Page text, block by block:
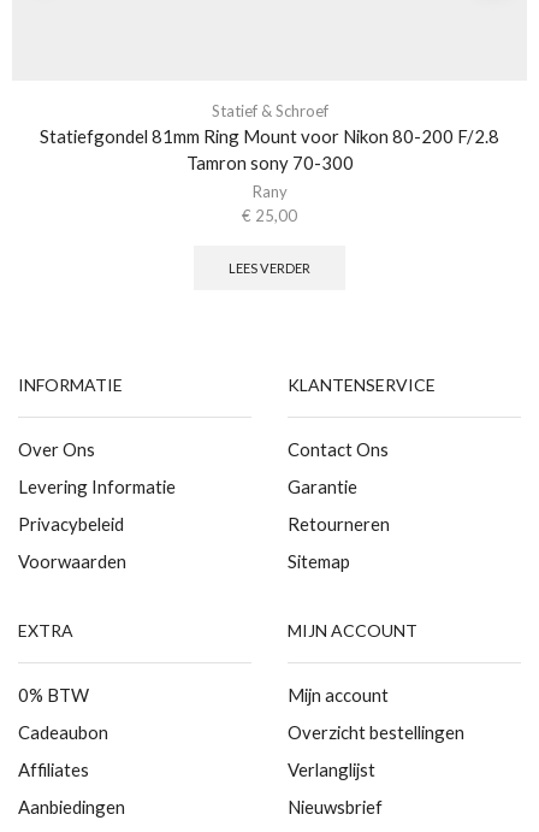
Statief & Schroef
Statiefgondel 81mm Ring Mount voor Nikon 80-200 F/2.8
Tamron sony 70-300
Rany
€ 25,00
LEES VERDER
INFORMATIE
Over Ons
Levering Informatie
Privacybeleid
Voorwaarden
KLANTENSERVICE
Contact Ons
Garantie
Retourneren
Sitemap
EXTRA
0% BTW
Cadeaubon
Affiliates
Aanbiedingen
MIJN ACCOUNT
Mijn account
Overzicht bestellingen
Verlanglijst
Nieuwsbrief